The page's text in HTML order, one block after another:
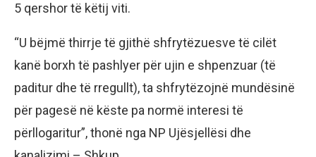
5 qershor të këtij viti.
“U bëjmë thirrje të gjithë shfrytëzuesve të cilët
kanë borxh të pashlyer për ujin e shpenzuar (të
paditur dhe të rregullt), ta shfrytëzojnë mundësinë
për pagesë në këste pa normë interesi të
përllogaritur”, thonë nga NP Ujësjellësi dhe